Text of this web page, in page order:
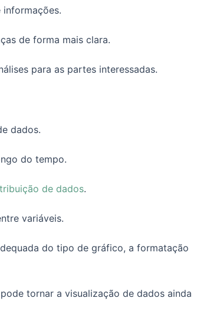
de forma mais clara.
para as partes interessadas.
dados.
do tempo.
de dados.
variáveis.
do tipo de gráfico, a formatação
tornar a visualização de dados ainda